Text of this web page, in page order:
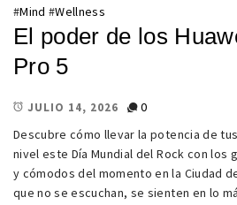
#Mind #Wellness
El poder de los
Pro 5
JULIO 14, 2026
0
Descubre cómo llevar la potencia de
nivel este Día Mundial del Rock con los
y cómodos del momento en la Ciudad
que no se escuchan, se sienten en lo